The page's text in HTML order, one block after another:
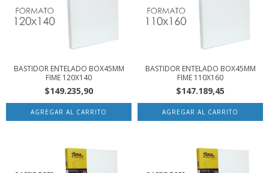
BASTIDOR ENTELADO BOX45MM
FIME 120X140
$149.235,90
BASTIDOR ENTELADO BOX45MM
FIME 110X160
$147.189,45